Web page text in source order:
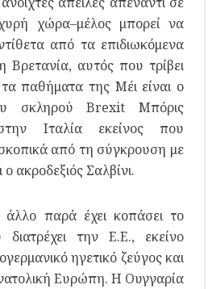
χώρα–μέλος μπορεί να
από τα επιδιωκόμενα
Βρετανία, αυτός που τρίβει
παθήματα της Μέι είναι ο
σκληρού Brexit Μπόρις
Ιταλία εκείνος που
από τη σύγκρουση με
ο ακροδεξιός Σαλβίνι.
παρά έχει κοπάσει το
την Ε.Ε., εκείνο
ηγετικό ζεύγος και
Ευρώπη. Η Ουγγαρία